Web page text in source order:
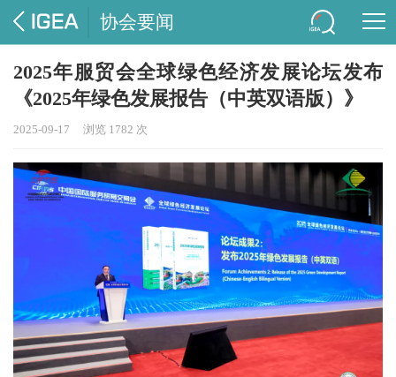
协会要闻
2025年服贸会全球绿色经济发展论坛发布
《2025年绿色发展报告（中英双语版）》
2025-09-17 浏览 1782 次